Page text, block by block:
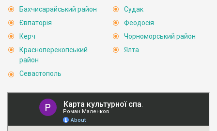
Бахчисарайський район
Євпаторія
Керч
Красноперекопський
район
Севастополь
Судак
Феодосія
Чорноморський район
Ялта